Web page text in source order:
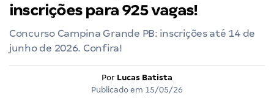
inscrições para 925 vagas!
Concurso Campina Grande PB: inscrições até 14 de
junho de 2026. Confira!
Por Lucas Batista
Publicado em 15/05/26